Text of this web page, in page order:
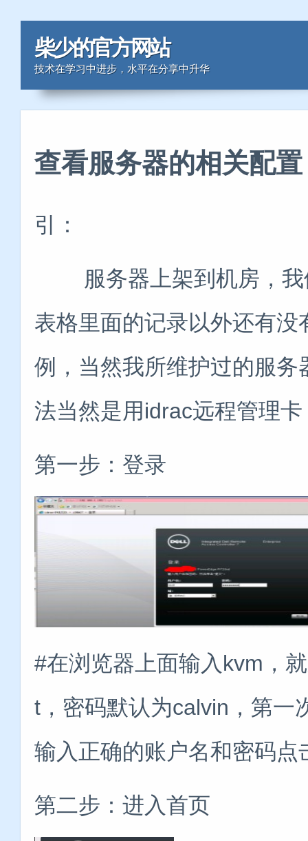
柴少的官方网站
技术在学习中进步，水平在分享中升华
查看服务器的相关配
引：
服务器上架到机房，我
表格里面的记录以外还有
例，当然我所维护过的服
法当然是用idrac远程管理
第一步：登录
#在浏览器上面输入kvm，
t，密码默认为calvin，第一
输入正确的账户名和密码
第二步：进入首页